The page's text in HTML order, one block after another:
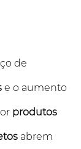
de
e o aumento
produtos
abrem